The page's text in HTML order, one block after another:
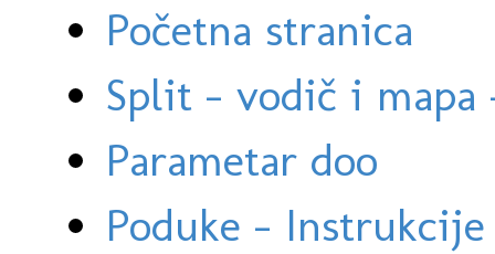
Početna stranica
Split - vodič i
Parametar doo
Poduke -